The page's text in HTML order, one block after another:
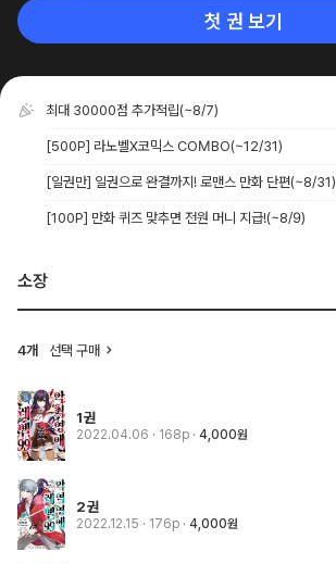
첫 권 보기
최대 30000점 추가적립(~8/7)
[500P] 라노벨X코믹스 COMBO(~12/31)
[일권만] 일권으로 완결까지! 로맨스 만화 단편(~8/31)
[100P] 만화 퀴즈 맞추면 전원 머니 지급!(~8/9)
소장
4개 선택 구매
1권
2022.04.06 · 168p 4,000원
2권
2022.12.15 · 176p 4,000원